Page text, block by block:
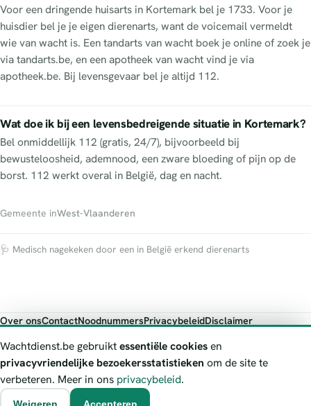
Voor een dringende huisarts in Kortemark bel je 1733. Voor je
huisdier bel je je eigen dierenarts, want de voicemail vermeldt
wie van wacht is. Een tandarts van wacht boek je online of zoek je
via tandarts.be, en een apotheek van wacht vind je via
apotheek.be. Bij levensgevaar bel je altijd 112.
Wat doe ik bij een levensbedreigende situatie in Kortemark?
Bel onmiddellijk 112 (gratis, 24/7), bijvoorbeeld bij
bewusteloosheid, ademnood, een zware bloeding of pijn op de
borst. 112 werkt overal in België, dag en nacht.
Gemeente inWest-Vlaanderen
🩺 Medisch nagekeken door een in België erkend dierenarts
Over onsContactNoodnummersPrivacybeleidDisclaimer
Wachtdienst.be toont publieke wachtdienst-informatie ter oriëntatie.
Bij levensgevaar bel je altijd 112. Controleer altijd de actuele
wachtregeling bij de vermelde officiële bron.
Wachtdienst.be gebruiktessentiële cookiesen
privacyvriendelijke bezoekersstatistieken om de site te
verbeteren. Meer in ons privacybeleid.
Weigeren Accepteren